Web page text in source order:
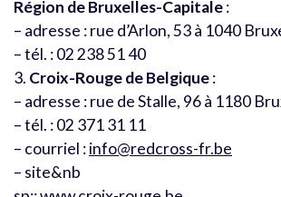
Région de Bruxelles-Capitale:
– adresse : rue d’Arlon, 53 à 1040
– tél. : 02 238 51 40
3. Croix-Rouge de Belgique:
– adresse : rue de Stalle, 96 à 1180
– tél. : 02 371 31 11
– courriel :info@redcross-fr.be
– site&nb